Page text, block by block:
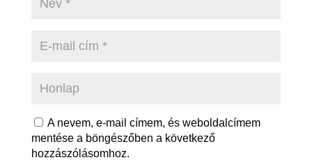
A nevem, e-mail címem, és weboldalcímem
mentése a böngészőben a következő
hozzászólásomhoz.